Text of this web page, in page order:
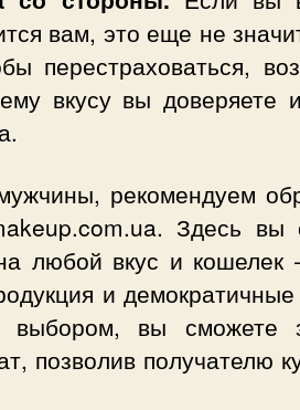
вам, это еще не
перестраховаться,
вкусу вы доверяете
рекомендуем
Здесь вы
любой вкус и кошелек
и
вы сможете
позволив получателю